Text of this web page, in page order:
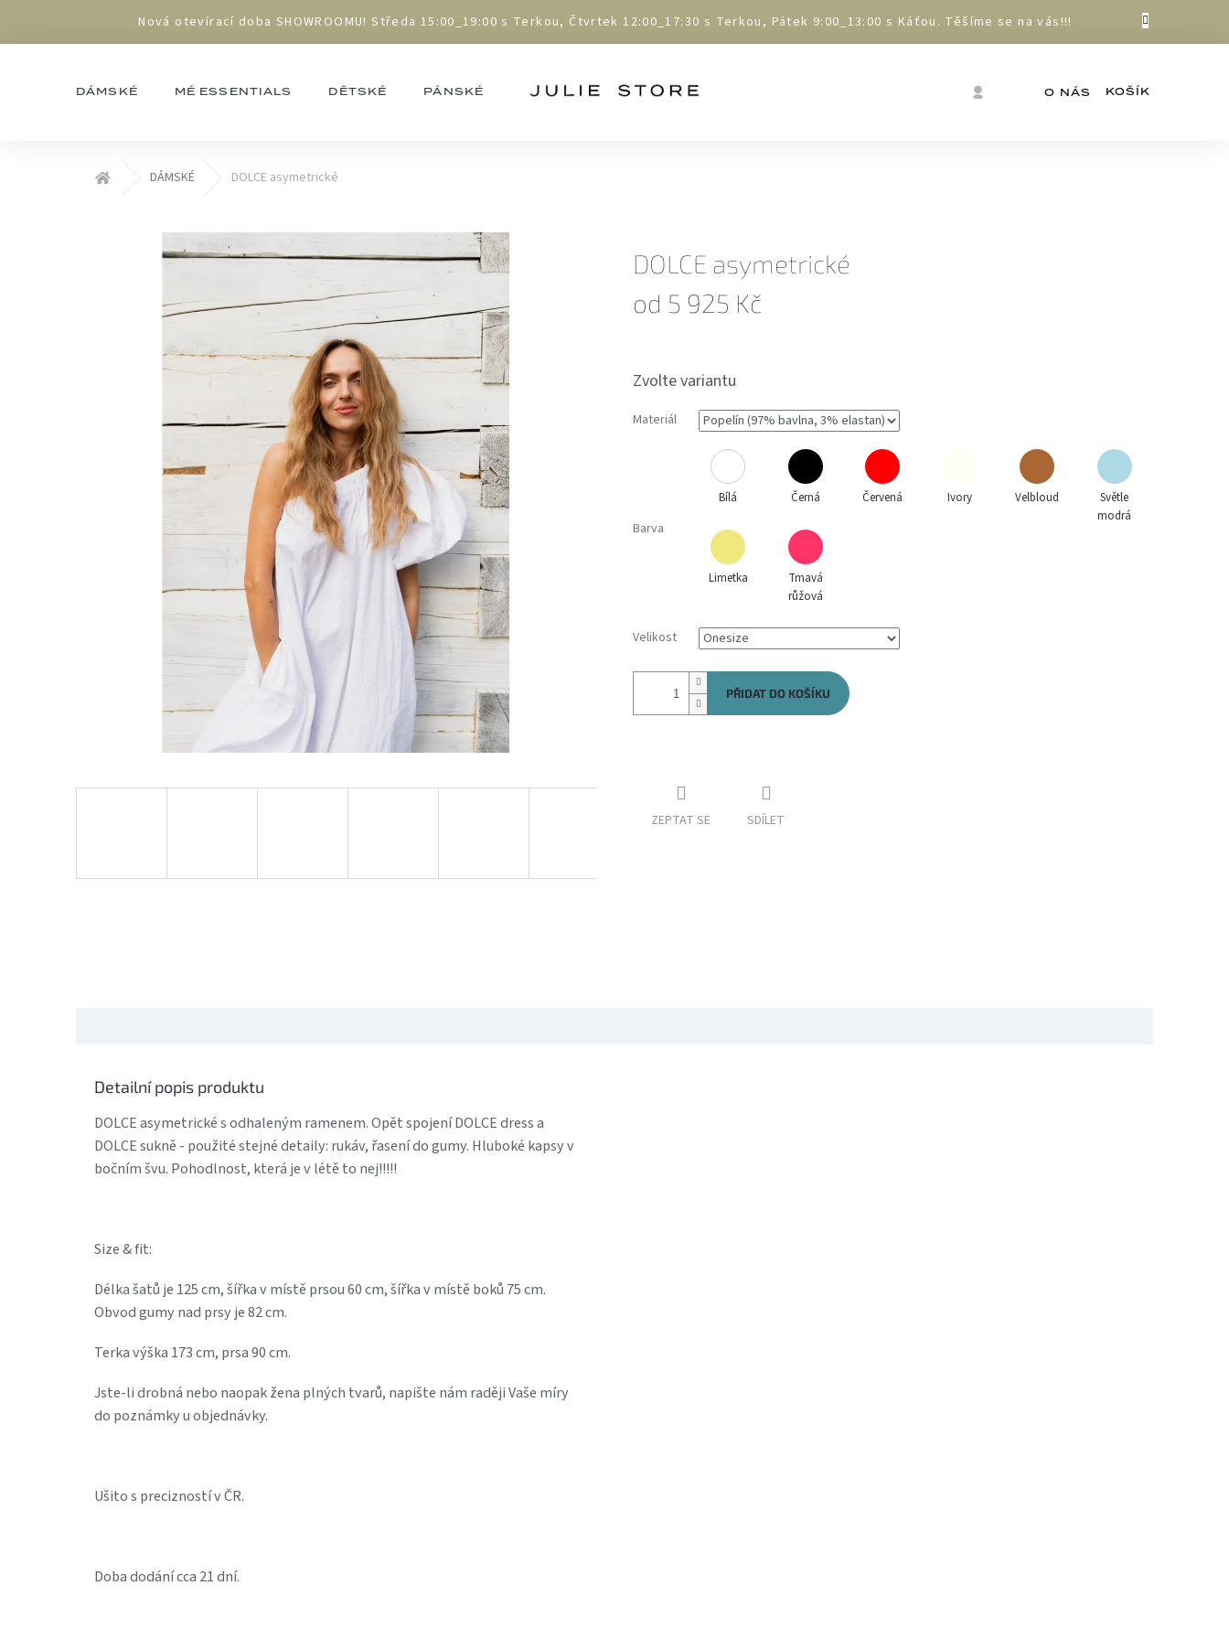
obsah
Nová otevírací doba SHOWROOMU! Středa 15:00_19:00 s Terkou, Čtvrtek 12:00_17:30 s Terkou, Pátek 9:00_13:00 s Káťou. Těšíme se na vás!!!
Nákupní
O NÁS
DÁMSKÉ MÉ ESSENTIALS DĚTSKÉ PÁNSKÉ
Domů DÁMSKÉ DOLCE asymetrické
DOLCE asymetrické
od 5 925 Kč
Zvolte variantu
Materiál
Barva
Bílá Černá Červená Ivory Velbloud
Světle
modrá
Limetka
Tmavá
růžová
Velikost
PŘIDAT DO KOŠÍKU
ZEPTAT SE SDÍLET
Detailní popis produktu
DOLCE asymetrické s odhaleným ramenem. Opět spojení DOLCE dress a
DOLCE sukně - použité stejné detaily: rukáv, řasení do gumy. Hluboké kapsy v
bočním švu. Pohodlnost, která je v létě to nej!!!!!
Size & fit:
Délka šatů je 125 cm, šířka v místě prsou 60 cm, šířka v místě boků 75 cm.
Obvod gumy nad prsy je 82 cm.
Terka výška 173 cm, prsa 90 cm.
Jste-li drobná nebo naopak žena plných tvarů, napište nám raději Vaše míry
do poznámky u objednávky.
Ušito s precizností v ČR.
Doba dodání cca 21 dní.